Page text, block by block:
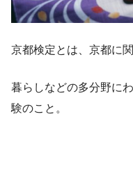
京都検定とは、京都に
暮らしなどの多分野に
験のこと。